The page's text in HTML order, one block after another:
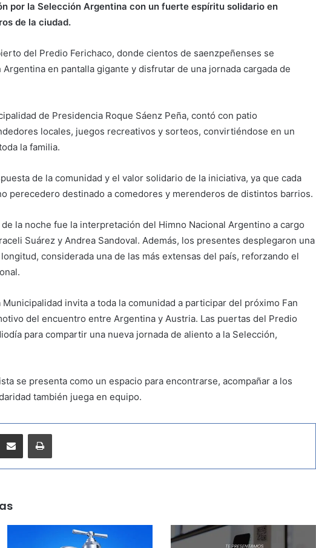
por la Selección Argentina con un fuerte espíritu solidario en
de la ciudad.
del Predio Ferichaco, donde cientos de saenzpeñenses se
en pantalla gigante y disfrutar de una jornada cargada de
de Presidencia Roque Sáenz Peña, contó con patio
locales, juegos recreativos y sorteos, convirtiéndose en un
la familia.
de la comunidad y el valor solidario de la iniciativa, ya que cada
perecedero destinado a comedores y merenderos de distintos barrios.
la noche fue la interpretación del Himno Nacional Argentino a cargo
Suárez y Andrea Sandoval. Además, los presentes desplegaron una
considerada una de las más extensas del país, reforzando el
invita a toda la comunidad a participar del próximo Fan
del encuentro entre Argentina y Austria. Las puertas del Predio
para compartir una nueva jornada de aliento a la Selección,
se presenta como un espacio para encontrarse, acompañar a los
también juega en equipo.